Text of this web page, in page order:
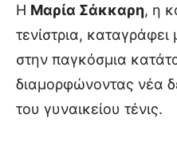
Η Μαρία Σάκκαρη, η
τενίστρια,
στην παγκόσμια
διαμορφώνοντας νέα
του γυναικείου τένις.